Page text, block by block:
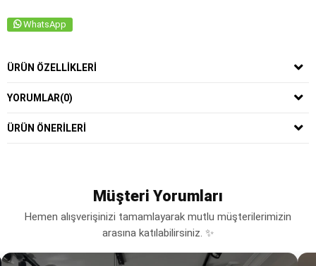
WhatsApp
ÜRÜN ÖZELLIKLERI
YORUMLAR(0)
ÜRÜN ÖNERILERI
Müşteri Yorumları
Hemen alışverişinizi tamamlayarak mutlu müşterilerimizin
arasına katılabilirsiniz. ✨